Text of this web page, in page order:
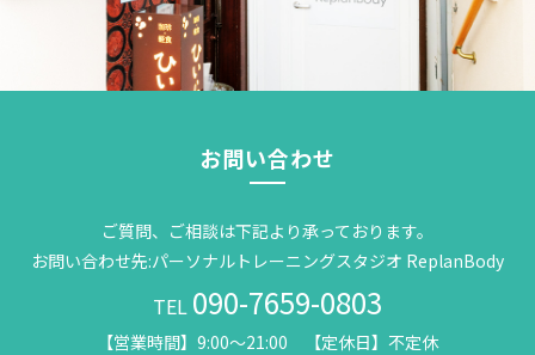
お問い合わせ
ご質問、ご相談は下記より承っております。
お問い合わせ先:パーソナルトレーニングスタジオ ReplanBody
TEL 090-7659-0803
【営業時間】9:00～21:00 【定休日】不定休